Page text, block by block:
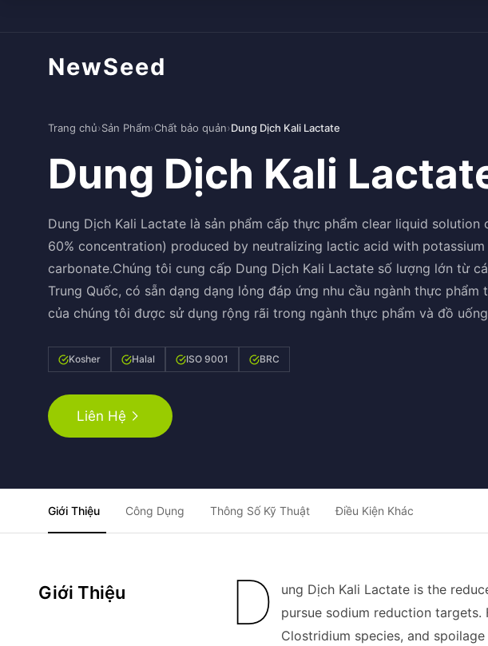
NewSeed
Trang chủ›Sản Phẩm›Chất bảo quản›Dung Dịch Kali Lactate
Dung Dịch Kali
Dung Dịch Kali Lactate là sản phẩm cấp thực phẩm clear liquid
60% concentration) produced by neutralizing lactic acid with
carbonate.Chúng tôi cung cấp Dung Dịch Kali Lactate số lượng lớn từ
Trung Quốc, có sẵn dạng dạng lỏng đáp ứng nhu cầu ngành thực phẩm
của chúng tôi được sử dụng rộng rãi trong ngành thực phẩm và đồ
Kosher Halal ISO 9001 BRC
Liên Hệ
Giới Thiệu Công Dụng Thông Số Kỹ Thuật Điều Kiện Khác
Giới Thiệu D
ung Dịch Kali Lactate is the
pursue sodium reduction
Clostridium species, and